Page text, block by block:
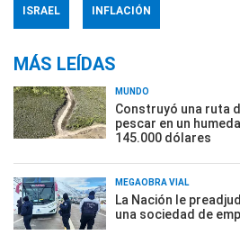
ISRAEL INFLACIÓN
MÁS LEÍDAS
MUNDO
Construyó una ruta
pescar en un
145.000 dólares
MEGAOBRA VIAL
La Nación le
una sociedad de